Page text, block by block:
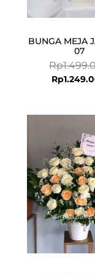
BUNGA MEJA
07
Rp
Rp